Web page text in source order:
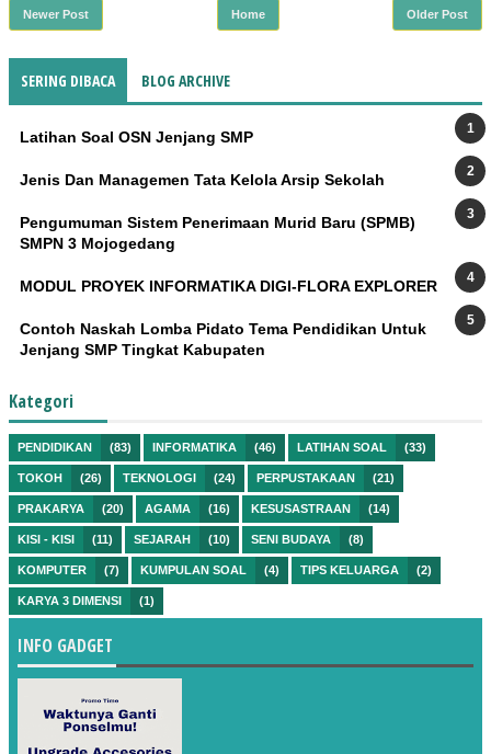
Newer Post Older Post
Home
SERING DIBACA BLOG ARCHIVE
Latihan Soal OSN Jenjang SMP
Jenis Dan Managemen Tata Kelola Arsip Sekolah
Pengumuman Sistem Penerimaan Murid Baru (SPMB)
SMPN 3 Mojogedang
MODUL PROYEK INFORMATIKA DIGI-FLORA EXPLORER
Contoh Naskah Lomba Pidato Tema Pendidikan Untuk
Jenjang SMP Tingkat Kabupaten
Kategori
PENDIDIKAN (83) INFORMATIKA (46) LATIHAN SOAL (33)
TOKOH (26) TEKNOLOGI (24) PERPUSTAKAAN (21)
PRAKARYA (20) AGAMA (16) KESUSASTRAAN (14)
KISI - KISI (11) SEJARAH (10) SENI BUDAYA (8)
KOMPUTER (7) KUMPULAN SOAL (4) TIPS KELUARGA (2)
KARYA 3 DIMENSI (1)
INFO GADGET